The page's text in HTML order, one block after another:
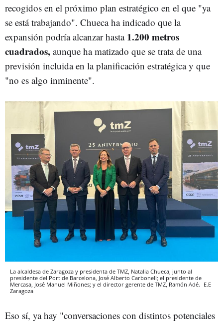
recogidos en el próximo plan estratégico en el que "ya
se está trabajando". Chueca ha indicado que la
expansión podría alcanzar hasta 1.200 metros
cuadrados, aunque ha matizado que se trata de una
previsión incluida en la planificación estratégica y que
"no es algo inminente".
La alcaldesa de Zaragoza y presidenta de TMZ, Natalia Chueca, junto al
presidente del Port de Barcelona, José Alberto Carbonell; el presidente de
Mercasa, José Manuel Miñones; y el director gerente de TMZ, Ramón Adé. E.E
Zaragoza
Eso sí, ya hay "conversaciones con distintos potenciales